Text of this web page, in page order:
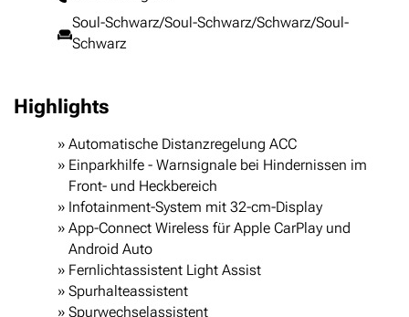
Soul-Schwarz/Soul-Schwarz/Schwarz/Soul-
Schwarz
Highlights
Automatische Distanzregelung ACC
Einparkhilfe - Warnsignale bei Hindernissen im
Front- und Heckbereich
Infotainment-System mit 32-cm-Display
App-Connect Wireless für Apple CarPlay und
Android Auto
Fernlichtassistent Light Assist
Spurhalteassistent
Spurwechselassistent